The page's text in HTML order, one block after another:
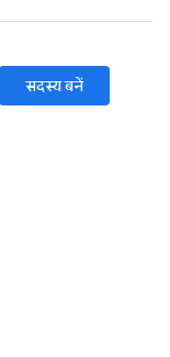
सदस्य बनें